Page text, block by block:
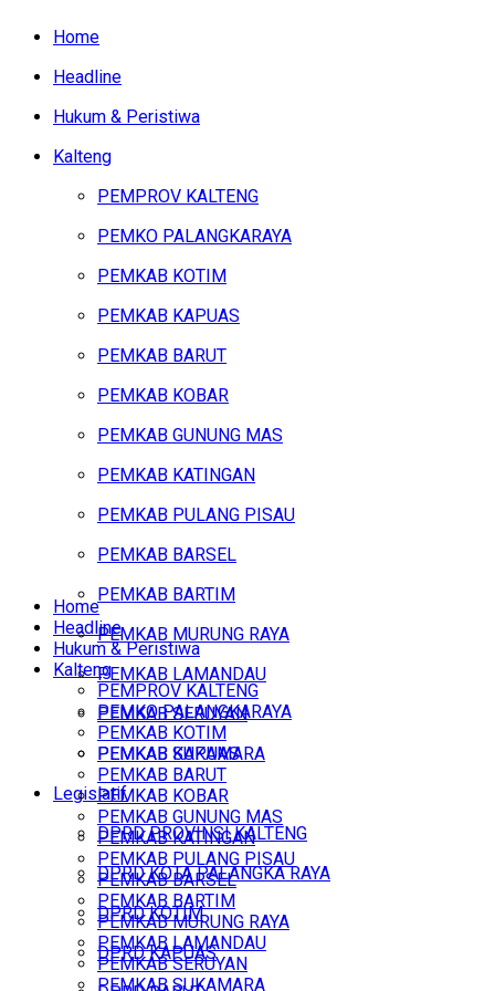
Home
Headline
Hukum & Peristiwa
Kalteng
PEMPROV KALTENG
PEMKO PALANGKARAYA
PEMKAB KOTIM
PEMKAB KAPUAS
PEMKAB BARUT
PEMKAB KOBAR
PEMKAB GUNUNG MAS
PEMKAB KATINGAN
PEMKAB PULANG PISAU
PEMKAB BARSEL
PEMKAB BARTIM
PEMKAB MURUNG RAYA
PEMKAB LAMANDAU
PEMKAB SERUYAN
PEMKAB SUKAMARA
Legislatif
DPRD PROVINSI KALTENG
DPRD KOTA PALANGKA RAYA
DPRD KOTIM
DPRD KAPUAS
Home
Headline
Hukum & Peristiwa
Kalteng
PEMPROV KALTENG
PEMKO PALANGKARAYA
PEMKAB KOTIM
PEMKAB KAPUAS
PEMKAB BARUT
PEMKAB KOBAR
PEMKAB GUNUNG MAS
PEMKAB KATINGAN
PEMKAB PULANG PISAU
PEMKAB BARSEL
PEMKAB BARTIM
PEMKAB MURUNG RAYA
PEMKAB LAMANDAU
PEMKAB SERUYAN
PEMKAB SUKAMARA